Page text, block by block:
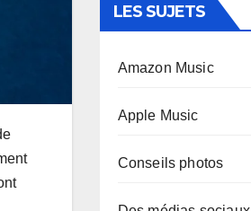
LES SUJETS
Amazon Music
Apple Music
Conseils photos